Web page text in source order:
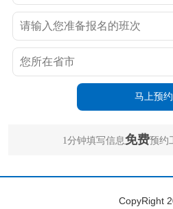
1分钟填写信息免费预约
CopyRight